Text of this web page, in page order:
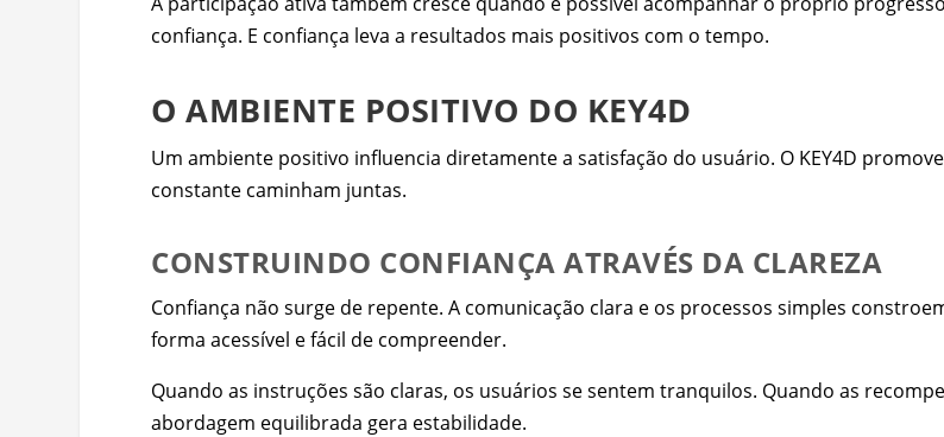
confiança. E confiança leva a resultados mais positivos com o tempo.
O AMBIENTE POSITIVO DO KEY4D
Um ambiente positivo influencia diretamente a satisfação do usuário. O KEY4D
constante caminham juntas.
CONSTRUINDO CONFIANÇA ATRAVÉS DA CLAREZA
Confiança não surge de repente. A comunicação clara e os processos simples
forma acessível e fácil de compreender.
Quando as instruções são claras, os usuários se sentem tranquilos. Quando as
abordagem equilibrada gera estabilidade.